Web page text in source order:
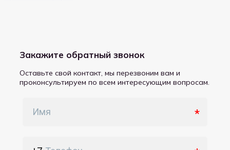
Закажите обратный звонок
Оставьте свой контакт, мы перезвоним вам и
проконсультируем по всем интересующим вопросам.